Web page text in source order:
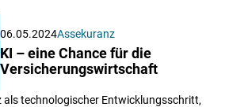
06.05.2024Assekuranz
KI – eine Chance für die
Versicherungswirtschaft
als technologischer Entwicklungsschritt,